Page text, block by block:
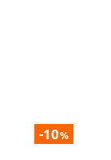
-10%